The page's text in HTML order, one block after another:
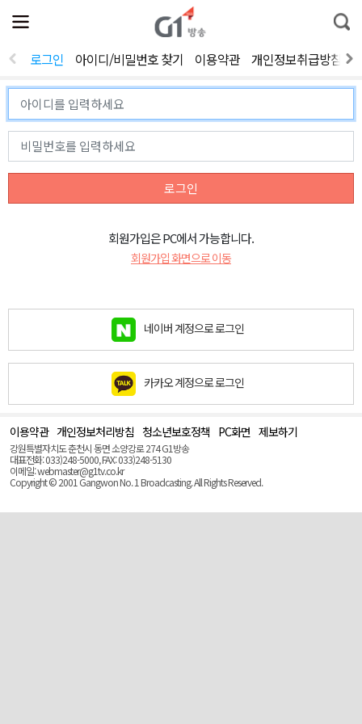
전
체
뉴
열
통
합
색
로그인 아이디/비밀번호 찾기 이용약관 개인정보취급방침
로그인
회원가입은 PC에서 가능합니다.
회원가입 화면으로 이동
네이버 계정으로 로그인
카카오 계정으로 로그인
이용약관 개인정보처리방침 청소년보호정책 PC화면 제보하기
강원특별자치도 춘천시 동면 소양강로 274 G1방송
대표전화: 033)248-5000, FAX: 033)248-5130
이메일: webmaster@g1tv.co.kr
Copyright © 2001 Gangwon No. 1 Broadcasting. All Rights Reserved.